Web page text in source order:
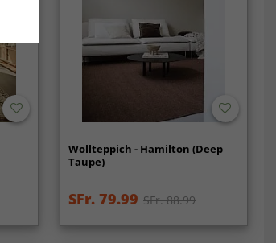
Wollteppich - Hamilton (Deep
Taupe)
SFr. 79.99 SFr. 88.99